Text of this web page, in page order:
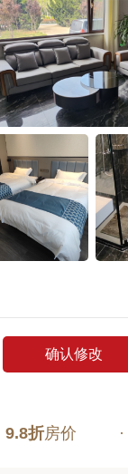
确认修改
9.8折房价 ·